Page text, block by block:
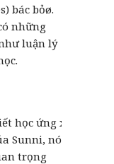
bác bỏø.
những
luận lý
học ứng xử
Sunni, nó
trọng